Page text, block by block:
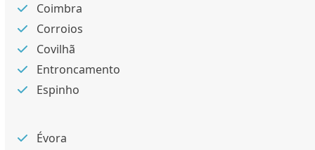
Coimbra
Corroios
Covilhã
Entroncamento
Espinho
Évora